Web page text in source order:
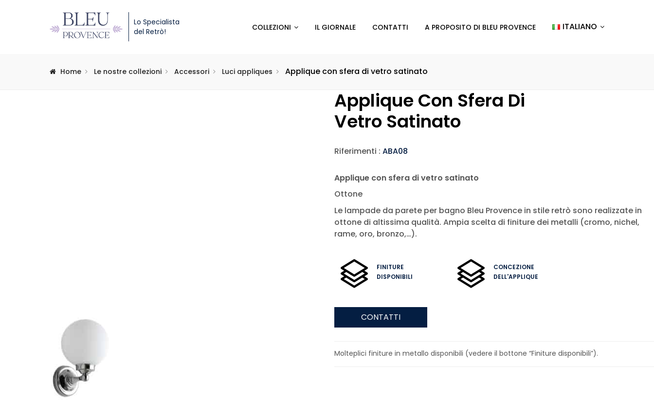
Lo Specialista
del Retrò!
COLLEZIONI IL GIORNALE CONTATTI A PROPOSITO DI BLEU PROVENCE ITALIANO
Home Le nostre collezioni Accessori Luci appliques Applique con sfera di vetro satinato
Applique Con Sfera Di
Vetro Satinato
Riferimenti : ABA08
Applique con sfera di vetro satinato
Ottone
Le lampade da parete per bagno Bleu Provence in stile retrò sono realizzate in
ottone di altissima qualità. Ampia scelta di finiture dei metalli (cromo, nichel,
rame, oro, bronzo,…).
FINITURE
DISPONIBILI
CONCEZIONE
DELL'APPLIQUE
CONTATTI
Molteplici finiture in metallo disponibili (vedere il bottone “Finiture disponibili”).